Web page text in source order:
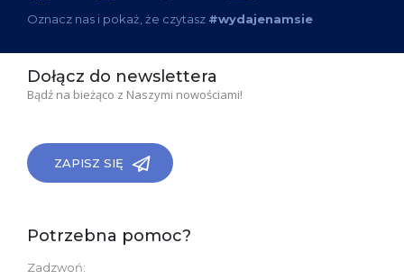
Oznacz nas i pokaż, że czytasz #wydajenamsie
Dołącz do newslettera
Bądź na bieżąco z Naszymi nowościami!
ZAPISZ SIĘ
Potrzebna pomoc?
Zadzwoń: